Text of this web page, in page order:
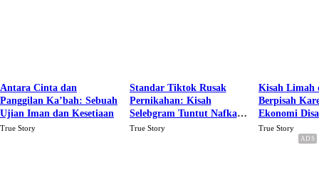
Antara Cinta dan
Panggilan Ka’bah: Sebuah
Ujian Iman dan Kesetiaan
True Story
Standar Tiktok Rusak
Pernikahan: Kisah
Selebgram Tuntut Nafkah
Rp.15 Juta Perbulan
True Story
Kisah Limah
Berpisah
Ekonomi
Karena Cinta
True Story